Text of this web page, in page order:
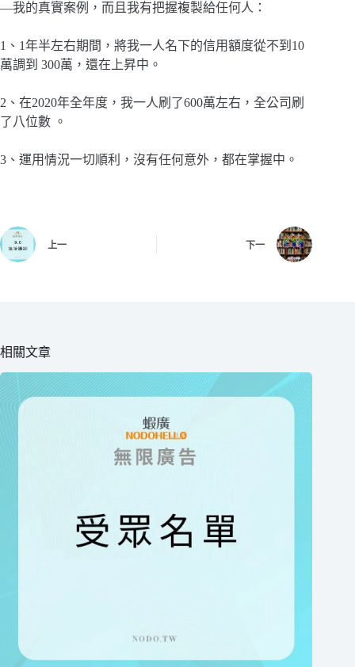
—我的真實案例，而且我有把握複製給任何人：
1、1年半左右期間，將我一人名下的信用額度從不到10
萬調到 300萬，還在上昇中。
2、在2020年全年度，我一人刷了600萬左右，全公司刷
了八位數 。
3、運用情況一切順利，沒有任何意外，都在掌握中。
上一 下一
相關文章